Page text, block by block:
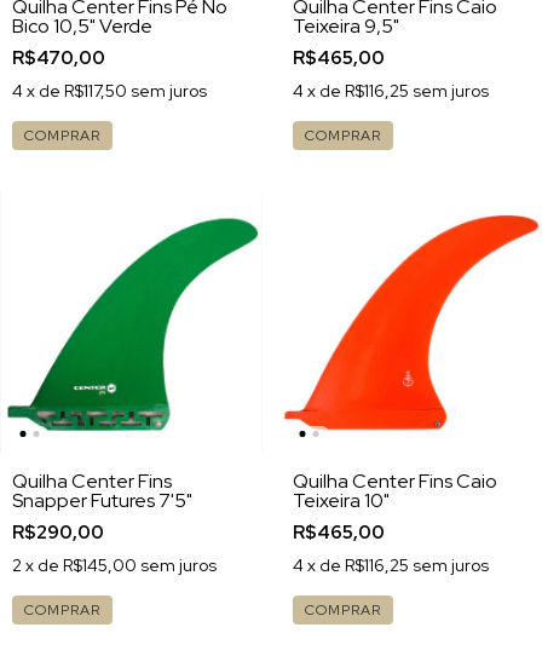
Quilha Center Fins Pé No
Bico 10,5" Verde
R$470,00
4 x de R$117,50 sem juros
COMPRAR
Quilha Center Fins Caio
Teixeira 9,5"
R$465,00
4 x de R$116,25 sem juros
COMPRAR
Quilha Center Fins
Snapper Futures 7'5"
R$290,00
2x de R$145,00 sem juros
COMPRAR
Quilha Center Fins Caio
Teixeira 10"
R$465,00
4 x de R$116,25 sem juros
COMPRAR